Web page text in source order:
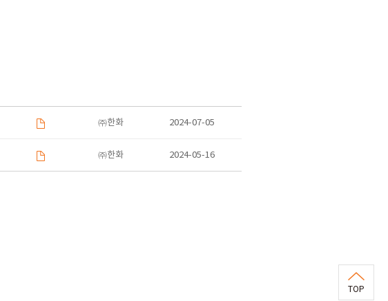
㈜한화 2024-07-05
㈜한화 2024-05-16
TOP